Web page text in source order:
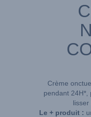
Crème
pendant
lisser
Le + produit :